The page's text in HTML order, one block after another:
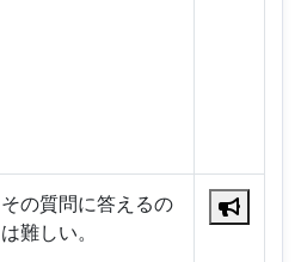
その質問に答えるの
は難しい。